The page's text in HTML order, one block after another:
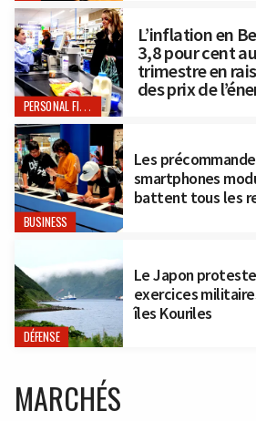
PERSONAL FINANCE
L’inflation en
3,8 pour cent
trimestre en
des prix de
BUSINESS
Les
smartphones
battent tous les
DÉFENSE
Le Japon
exercices
îles Kouriles
MARCHÉS